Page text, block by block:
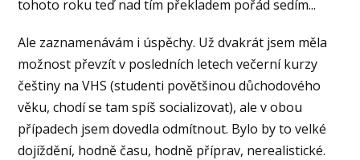
tohoto roku teď nad tím překladem pořád sedím...
Ale zaznamenávám i úspěchy. Už dvakrát jsem měla
možnost převzít v posledních letech večerní kurzy
češtiny na VHS (studenti povětšinou důchodového
věku, chodí se tam spíš socializovat), ale v obou
případech jsem dovedla odmítnout. Bylo by to velké
dojíždění, hodně času, hodně příprav, nerealistické.